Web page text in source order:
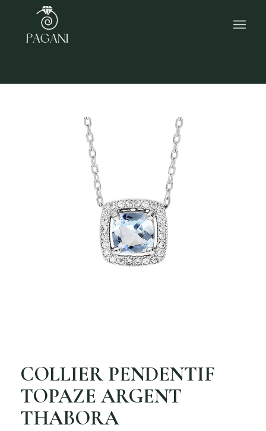
COLLIER PENDENTIF
TOPAZE ARGENT
THABORA